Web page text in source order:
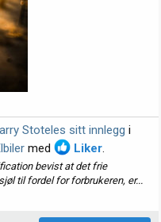
Stoteles sitt innlegg i
med Liker.
bevist at det frie
til fordel for forbrukeren, er...